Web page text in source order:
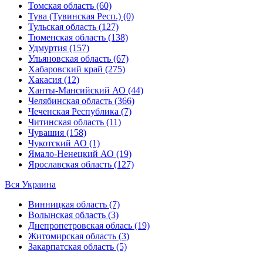
Томская область (60)
Тува (Тувинская Респ.) (0)
Тульская область (127)
Тюменская область (138)
Удмуртия (157)
Ульяновская область (67)
Хабаровский край (275)
Хакасия (12)
Ханты-Мансийский АО (44)
Челябинская область (366)
Чеченская Республика (7)
Читинская область (11)
Чувашия (158)
Чукотский АО (1)
Ямало-Ненецкий АО (19)
Ярославская область (127)
Вся Украина
Винницкая область (7)
Волынская область (3)
Днепропетровская облась (19)
Житомирская область (3)
Закарпатская область (5)